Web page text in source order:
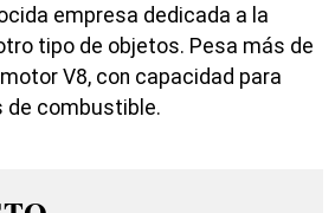
empresa dedicada a la
tipo de objetos. Pesa más de
V8, con capacidad para
de combustible.